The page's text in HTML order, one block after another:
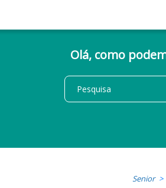
Olá, como
Senior